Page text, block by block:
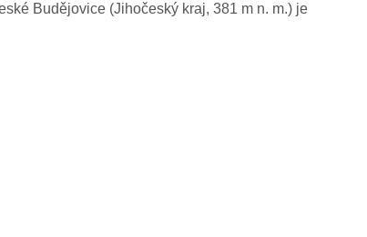
Budějovice (Jihočeský kraj, 381 m n. m.) je